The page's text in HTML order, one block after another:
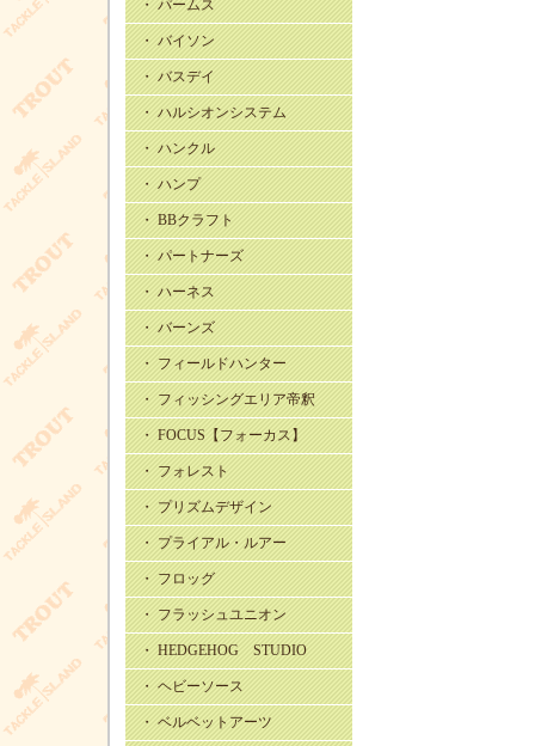
・ パームス
・ バイソン
・ バスデイ
・ ハルシオンシステム
・ ハンクル
・ ハンプ
・ BBクラフト
・ パートナーズ
・ ハーネス
・ バーンズ
・ フィールドハンター
・ フィッシングエリア帝釈
・ FOCUS【フォーカス】
・ フォレスト
・ プリズムデザイン
・ プライアル・ルアー
・ フロッグ
・ フラッシュユニオン
・ HEDGEHOG STUDIO
・ ヘビーソース
・ ベルベットアーツ